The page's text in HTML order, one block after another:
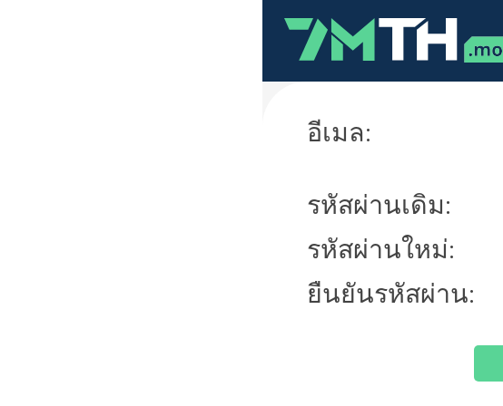
อีเมล:
รหัสผ่านเดิม:
รหัสผ่านใหม่:
ยืนยันรหัสผ่าน: